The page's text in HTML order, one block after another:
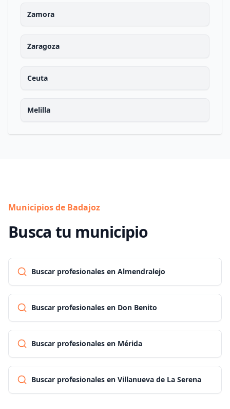
Zamora
Zaragoza
Ceuta
Melilla
Municipios de Badajoz
Busca tu municipio
Buscar profesionales en Almendralejo
Buscar profesionales en Don Benito
Buscar profesionales en Mérida
Buscar profesionales en Villanueva de La Serena